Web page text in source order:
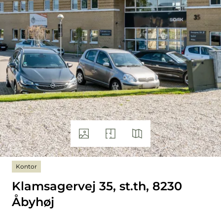
Kontor
Klamsagervej 35, st.th, 8230
Åbyhøj